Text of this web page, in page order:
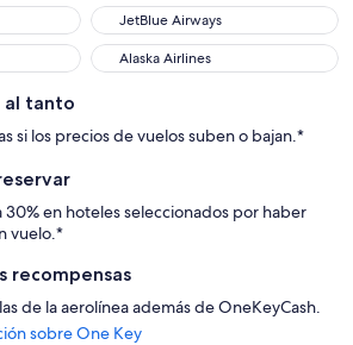
JetBlue Airways
JetBlue Airways
Alaska Airlines
Alaska Airlines
tanto
si los precios de vuelos suben o bajan.*
30% en hoteles seleccionados por haber
vuelo.*
recompensas
de la aerolínea además de OneKeyCash.
sobre One Key